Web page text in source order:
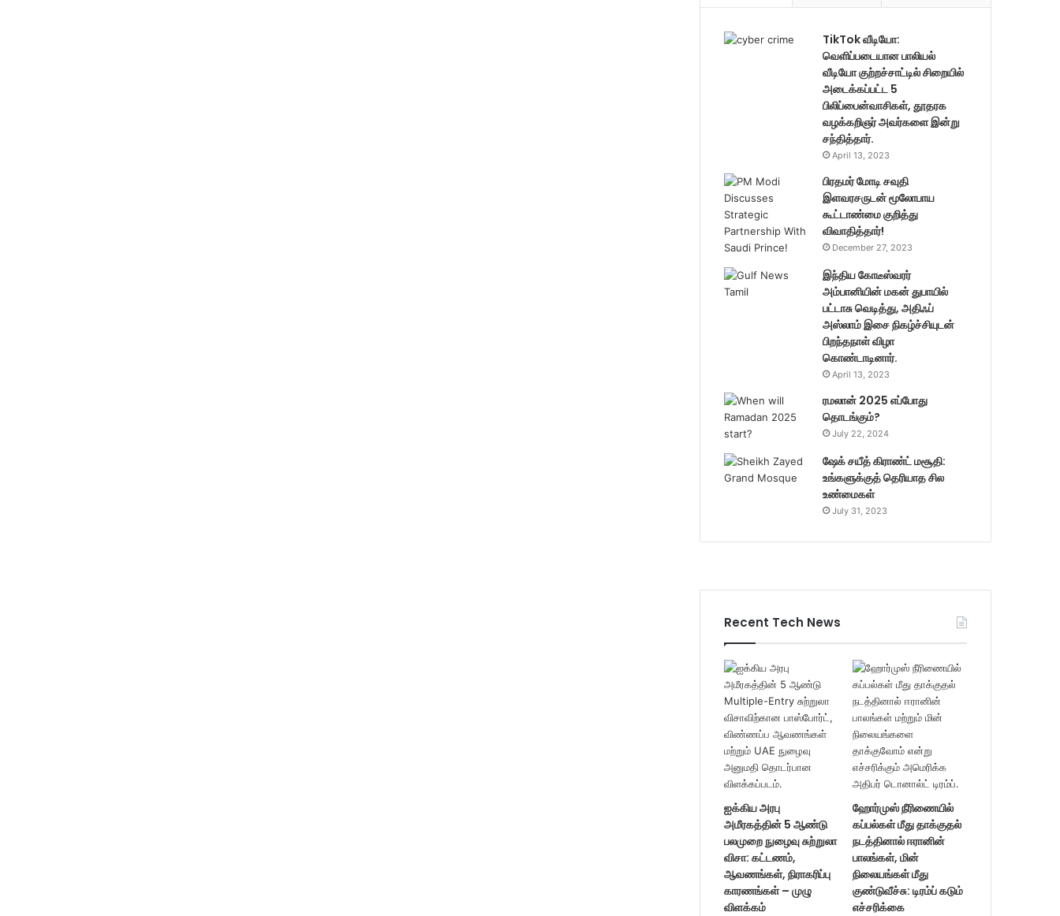
TikTok வீடியோ:
வெளிப்படையான பாலியல்
வீடியோ குற்றச்சாட்டில் சிறையில்
அடைக்கப்பட்ட 5
பிலிப்பைன்வாசிகள், தூதரக
வழக்கறிஞர் அவர்களை இன்று
சந்தித்தார்.
April 13, 2023
பிரதமர் மோடி சவுதி
இளவரசருடன் மூலோபாய
கூட்டாண்மை குறித்து
விவாதித்தார்!
December 27, 2023
இந்திய கோடீஸ்வரர்
அம்பானியின் மகன் துபாயில்
பட்டாசு வெடித்து, அதிஃப்
அஸ்லாம் இசை நிகழ்ச்சியுடன்
பிறந்தநாள் விழா
கொண்டாடினார்.
April 13, 2023
ரமலான் 2025 எப்போது
தொடங்கும்?
July 22, 2024
ஷேக் சயீத் கிராண்ட் மசூதி:
உங்களுக்குத் தெரியாத சில
உண்மைகள்
July 31, 2023
Recent Tech News
ஐக்கிய அரபு
அமீரகத்தின் 5 ஆண்டு
பலமுறை நுழைவு சுற்றுலா
விசா: கட்டணம்,
ஆவணங்கள், நிராகரிப்பு
காரணங்கள் – முழு
விளக்கம்
ஹோர்முஸ் நீரிணையில்
கப்பல்கள் மீது தாக்குதல்
நடத்தினால் ஈரானின்
பாலங்கள், மின்
நிலையங்கள் மீது
குண்டுவீச்சு: டிரம்ப் கடும்
எச்சரிக்கை